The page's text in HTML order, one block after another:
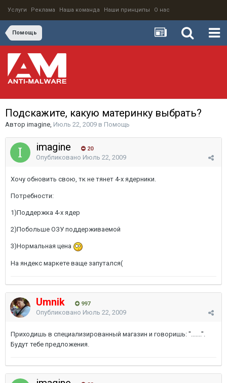
Услуги Реклама Наша команда Наши принципы О нас
Помощь
Подскажите, какую материнку выбрать?
Автор imagine, Июль 22, 2009 в Помощь
imagine 20
Опубликовано Июль 22, 2009
Хочу обновить свою, тк не тянет 4-х ядерники.
Потребности:
1)Поддержка 4-х ядер
2)Побольше ОЗУ поддерживаемой
3)Нормальная цена
На яндекс маркете ваще запутался(
Umnik 997
Опубликовано Июль 22, 2009
Приходишь в специализированный магазин и говоришь: ".......".
Будут тебе предложения.